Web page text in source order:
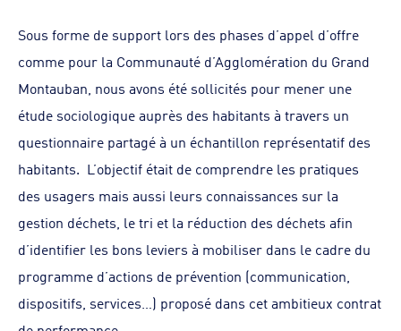
Sous forme de support lors des phases d’appel d’offre
comme pour la Communauté d’Agglomération du Grand
Montauban, nous avons été sollicités pour mener une
étude sociologique auprès des habitants à travers un
questionnaire partagé à un échantillon représentatif des
habitants. L’objectif était de comprendre les pratiques
des usagers mais aussi leurs connaissances sur la
gestion déchets, le tri et la réduction des déchets afin
d’identifier les bons leviers à mobiliser dans le cadre du
programme d’actions de prévention (communication,
dispositifs, services…) proposé dans cet ambitieux contrat